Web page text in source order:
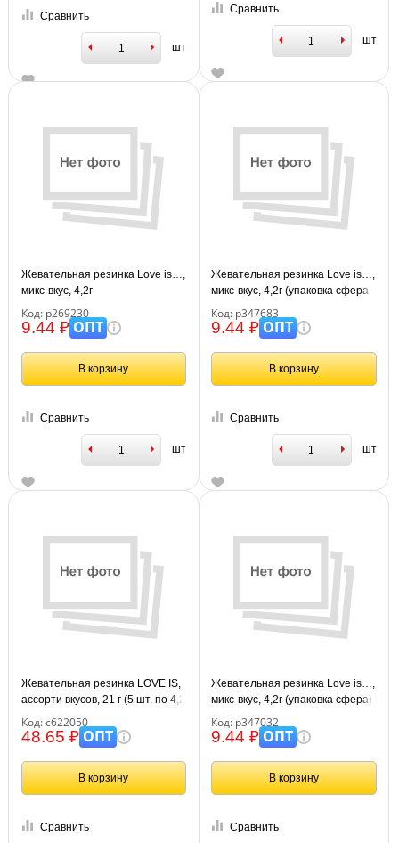
Сравнить
шт
Сравнить
шт
Жевательная резинка Love is…,
микс-вкус, 4,2г
Код: р269230
9.44 ₽ОПТ
В корзину
Сравнить
шт
Жевательная резинка Love is…,
микс-вкус, 4,2г (упаковка сфера
большая)
Код: р347683
9.44 ₽ОПТ
В корзину
Сравнить
шт
Жевательная резинка LOVE IS,
ассорти вкусов, 21 г (5 шт. по 4,2
г), флоу-пак, 70471
Код: с622050
48.65 ₽ОПТ
В корзину
Сравнить
Жевательная резинка Love is…,
микс-вкус, 4,2г (упаковка сфера)
Код: р347032
9.44 ₽ОПТ
В корзину
Сравнить